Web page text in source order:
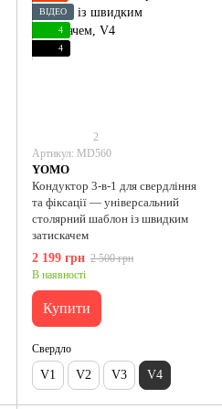
ВІДЕО
4
4
2
Артикул: MD560
YOMO
Кондуктор 3-в-1 для свердління
та фіксації — універсальний
столярний шаблон із швидким
затискачем
2 199 грн 2 500 грн
В наявності
Купити
Свердло
V1 V2 V3 V4